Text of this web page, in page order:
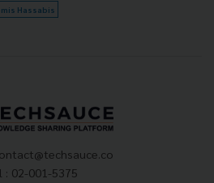
Hassabis
: 02-001-5375